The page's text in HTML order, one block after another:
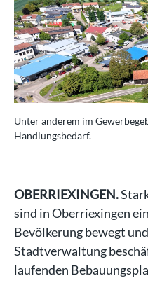
Unter anderem im
Handlungsbedarf.
OBERRIEXINGEN.
sind in Oberriexingen
Bevölkerung bewegt
Stadtverwaltung
laufenden